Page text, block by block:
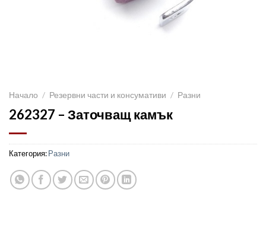
Начало / Резервни части и консумативи / Разни
262327 – Заточващ камък
Категория:Разни